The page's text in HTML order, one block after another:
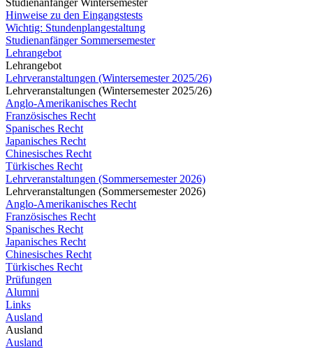
Studienanfänger Wintersemester
Hinweise zu den Eingangstests
Wichtig: Stundenplangestaltung
Studienanfänger Sommersemester
Lehrangebot
Lehrangebot
Lehrveranstaltungen (Wintersemester 2025/26)
Lehrveranstaltungen (Wintersemester 2025/26)
Anglo-Amerikanisches Recht
Französisches Recht
Spanisches Recht
Japanisches Recht
Chinesisches Recht
Türkisches Recht
Lehrveranstaltungen (Sommersemester 2026)
Lehrveranstaltungen (Sommersemester 2026)
Anglo-Amerikanisches Recht
Französisches Recht
Spanisches Recht
Japanisches Recht
Chinesisches Recht
Türkisches Recht
Prüfungen
Alumni
Links
Ausland
Ausland
Ausland